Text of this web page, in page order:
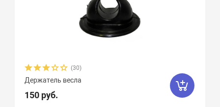
(30)
Держатель весла
150 руб.